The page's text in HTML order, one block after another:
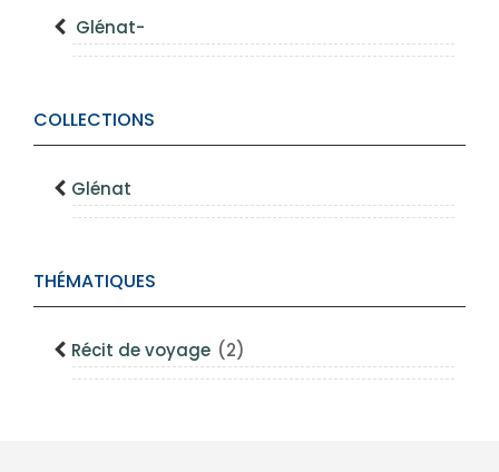
Glénat-
COLLECTIONS
Glénat
THÉMATIQUES
Récit de voyage (2)